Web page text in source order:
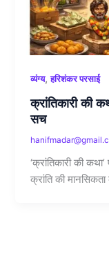
व्यंग्य,हरिशंकर परसाई
क्रांतिकारी की
सच
‘क्रांतिकारी की
क्रांति की